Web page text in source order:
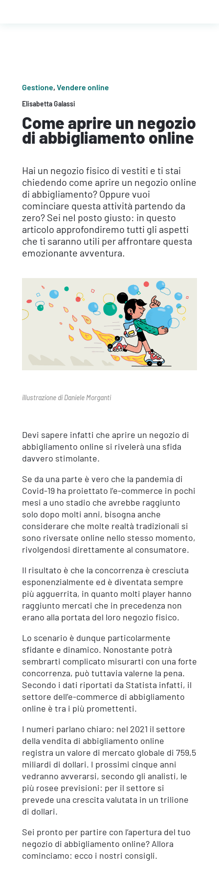
Gestione, Vendere online
Elisabetta Galassi
Come aprire un negozio
di abbigliamento online
Hai un negozio fisico di vestiti e ti stai
chiedendo come aprire un negozio online
di abbigliamento? Oppure vuoi
cominciare questa attività partendo da
zero? Sei nel posto giusto: in questo
articolo approfondiremo tutti gli aspetti
che ti saranno utili per affrontare questa
emozionante avventura.
illustrazione di Daniele Morganti
Devi sapere infatti che aprire un negozio di
abbigliamento online si rivelerà una sfida
davvero stimolante.
Se da una parte è vero che la pandemia di
Covid-19 ha proiettato l’e-commerce in pochi
mesi a uno stadio che avrebbe raggiunto
solo dopo molti anni, bisogna anche
considerare che molte realtà tradizionali si
sono riversate online nello stesso momento,
rivolgendosi direttamente al consumatore.
Il risultato è che la concorrenza è cresciuta
esponenzialmente ed è diventata sempre
più agguerrita, in quanto molti player hanno
raggiunto mercati che in precedenza non
erano alla portata del loro negozio fisico.
Lo scenario è dunque particolarmente
sfidante e dinamico. Nonostante potrà
sembrarti complicato misurarti con una forte
concorrenza, può tuttavia valerne la pena.
Secondo i dati riportati da Statista infatti, il
settore dell’e-commerce di abbigliamento
online è tra i più promettenti.
I numeri parlano chiaro: nel 2021 il settore
della vendita di abbigliamento online
registra un valore di mercato globale di 759,5
miliardi di dollari. I prossimi cinque anni
vedranno avverarsi, secondo gli analisti, le
più rosee previsioni: per il settore si
prevede una crescita valutata in un trilione
di dollari.
Sei pronto per partire con l’apertura del tuo
negozio di abbigliamento online? Allora
cominciamo: ecco i nostri consigli.